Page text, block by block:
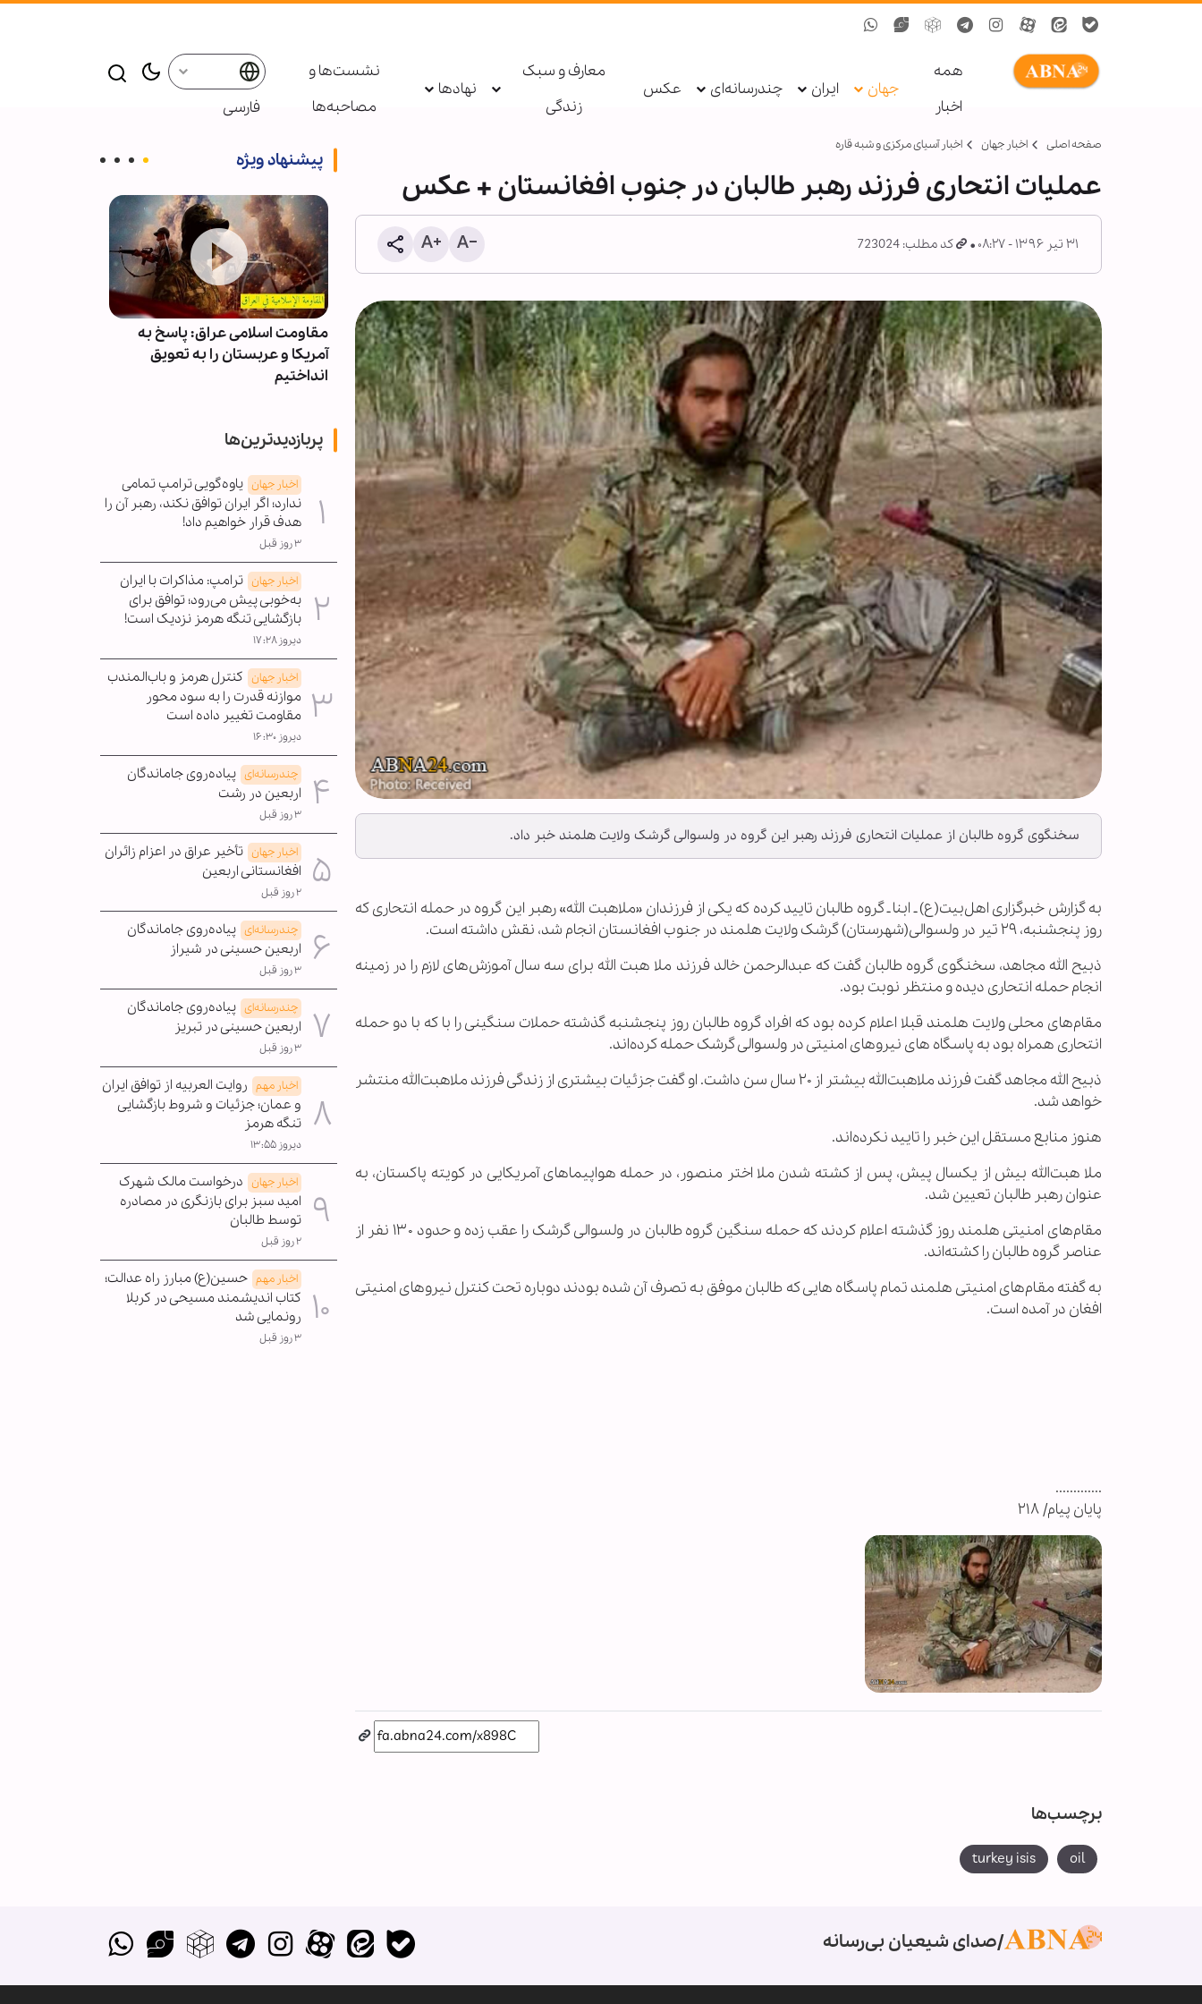
همه
اخبار
جهان ایران چندرسانه‌ای عکس
معارف و سبک
زندگی
نهادها
نشست‌ها و
مصاحبه‌ها
فارسی
صفحه اصلی اخبار جهان اخبار آسیای مرکزی و شبه قاره
عملیات انتحاری فرزند رهبر طالبان در جنوب افغانستان + عکس
۳۱ تیر ۱۳۹۶ - ۰۸:۲۷ کد مطلب: 723024
سخنگوی گروه طالبان از عملیات انتحاری فرزند رهبر این گروه در ولسوالی گرشک ولایت هلمند خبر داد.
به گزارش خبرگزاری اهل‌بیت(ع) ـ ابنا ـ گروه طالبان تایید کرده که یکی از فرزندان «ملاهبت الله» رهبر این گروه در حمله انتحاری که
روز پنجشنبه، ۲۹ تیر در ولسوالی(شهرستان) گرشک ولایت هلمند در جنوب افغانستان انجام شد، نقش داشته است.
ذبیح الله مجاهد، سخنگوی گروه طالبان گفت که عبدالرحمن خالد فرزند ملا هبت الله برای سه سال آموزش‌های لازم را در زمینه
انجام حمله انتحاری دیده و منتظر نوبت بود.
مقام‌های محلی ولایت هلمند قبلا اعلام کرده بود که افراد گروه طالبان روز پنجشنبه گذشته حملات سنگینی را با که با دو حمله
انتحاری همراه بود به پاسگاه های نیروهای امنیتی در ولسوالی گرشک حمله کرده‌اند.
ذبیح الله مجاهد گفت فرزند ملاهبت‌الله بیشتر از ۲۰ سال سن داشت. او گفت جزئیات بیشتری از زندگی فرزند ملاهبت‌الله منتشر
خواهد شد.
هنوز منابع مستقل این خبر را تایید نکرده‌اند.
ملا هبت‌الله بیش از یکسال پیش، پس از کشته شدن ملا اختر منصور، در حمله هواپیماهای آمریکایی در کویته پاکستان، به
عنوان رهبر طالبان تعیین شد.
مقام‌های امنیتی هلمند روز گذشته اعلام کردند که حمله سنگین گروه طالبان در ولسوالی گرشک را عقب زده و حدود ۱۳۰ نفر از
عناصر گروه طالبان را کشته‌اند.
به گفته مقام‌های امنیتی هلمند تمام پاسگاه هایی که طالبان موفق به تصرف آن شده بودند دوباره تحت کنترل نیروهای امنیتی
افغان در آمده است.
.............
پایان پیام/ ۲۱۸
برچسب‌ها
oil
turkey isis
پیشنهاد ویژه
وحدت ملی، باطل‌السحر توطئه‌های
آمریکا و رژیم صهیونیستی است
مقاومت اسلامی عراق: پاسخ به
آمریکا و عربستان را به تعویق
انداختیم
پربازدیدترین‌ها
اخبار جهان یاوه‌گویی ترامپ تمامی
ندارد؛ اگر ایران توافق نکند، رهبر آن را
هدف قرار خواهیم داد!
۳ روز قبل
اخبار جهان ترامپ: مذاکرات با ایران
به‌خوبی پیش می‌رود؛ توافق برای
بازگشایی تنگه هرمز نزدیک است!
دیروز ۱۷:۲۸
اخبار جهان کنترل هرمز و باب‌المندب
موازنه قدرت را به سود محور
مقاومت تغییر داده است
دیروز ۱۶:۳۰
چندرسانه‌ای پیاده‌روی جاماندگان
اربعین در رشت
۳ روز قبل
اخبار جهان تأخیر عراق در اعزام زائران
افغانستانی اربعین
۲ روز قبل
چندرسانه‌ای پیاده‌روی جاماندگان
اربعین حسینی در شیراز
۳ روز قبل
چندرسانه‌ای پیاده‌روی جاماندگان
اربعین حسینی در تبریز
۳ روز قبل
اخبار مهم روایت العربیه از توافق ایران
و عمان؛ جزئیات و شروط بازگشایی
تنگه هرمز
دیروز ۱۳:۵۵
اخبار جهان درخواست مالک شهرک
امید سبز برای بازنگری در مصادره
توسط طالبان
۲ روز قبل
اخبار مهم حسین(ع) مبارز راه عدالت؛
کتاب اندیشمند مسیحی در کربلا
رونمایی شد
۳ روز قبل
صدای شیعیان بی‌رسانه